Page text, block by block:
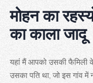
मोहन का
का काला जादू
यहां मैं आपको उसकी फैमिली
उसका पति था, जो इस गांव